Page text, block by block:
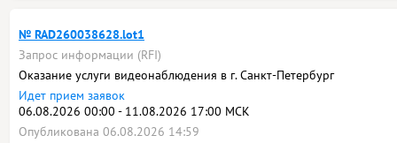
№ RAD260038628.lot1
Запрос информации (RFI)
Оказание услуги видеонаблюдения в г. Санкт-Петербург
Идет прием заявок
06.08.2026 00:00 - 11.08.2026 17:00 МСК
Опубликована 06.08.2026 14:59